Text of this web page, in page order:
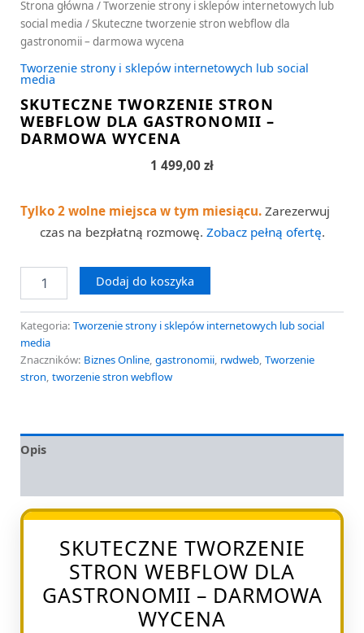
Strona główna /Tworzenie strony i sklepów internetowych lub
social media / Skuteczne tworzenie stron webflow dla
gastronomii – darmowa wycena
Tworzenie strony i sklepów internetowych lub social
media
SKUTECZNE TWORZENIE STRON
WEBFLOW DLA GASTRONOMII –
DARMOWA WYCENA
1 499,00 zł
Tylko 2 wolne miejsca w tym miesiącu. Zarezerwuj
czas na bezpłatną rozmowę. Zobacz pełną ofertę.
Dodaj do koszyka
Kategoria: Tworzenie strony i sklepów internetowych lub social
media
Znaczników: Biznes Online, gastronomii, rwdweb, Tworzenie
stron, tworzenie stron webflow
Opis
SKUTECZNE TWORZENIE
STRON WEBFLOW DLA
GASTRONOMII – DARMOWA
WYCENA